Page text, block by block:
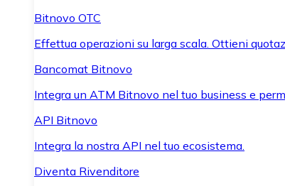
Bitnovo OTC
Effettua operazioni su larga scala. Ottieni
Bancomat Bitnovo
Integra un ATM Bitnovo nel tuo business e
API Bitnovo
Integra la nostra API nel tuo ecosistema.
Diventa Rivenditore